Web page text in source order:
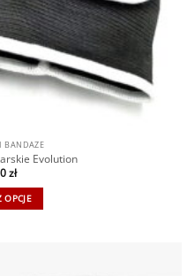
BANDAŻE
Evolution
zł
OPCJE